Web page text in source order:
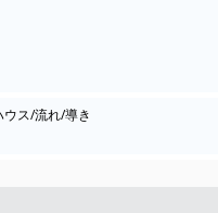
ス/流れ/導き